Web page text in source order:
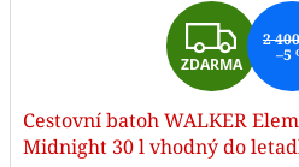
Z
D
A
ZDARMA
2
–5
Cestovní batoh WALKER
Midnight 30 l vhodný do